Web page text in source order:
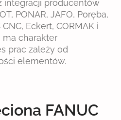
integracji producentów
PONAR, JAFO, Poręba,
Eckert, CORMAK i
ma charakter
prac zależy od
elementów.
FANUC